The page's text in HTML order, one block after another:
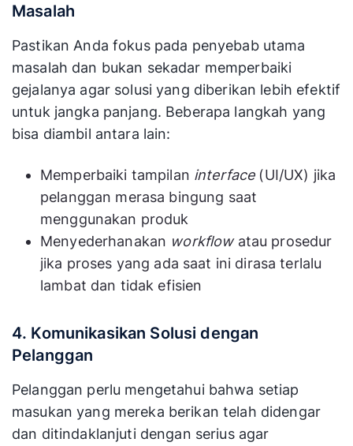
Masalah
Pastikan Anda fokus pada penyebab utama
masalah dan bukan sekadar memperbaiki
gejalanya agar solusi yang diberikan lebih efektif
untuk jangka panjang. Beberapa langkah yang
bisa diambil antara lain:
Memperbaiki tampilan interface(UI/UX) jika
pelanggan merasa bingung saat
menggunakan produk
Menyederhanakan workflowatau prosedur
jika proses yang ada saat ini dirasa terlalu
lambat dan tidak efisien
4. Komunikasikan Solusi dengan
Pelanggan
Pelanggan perlu mengetahui bahwa setiap
masukan yang mereka berikan telah didengar
dan ditindaklanjuti dengan serius agar